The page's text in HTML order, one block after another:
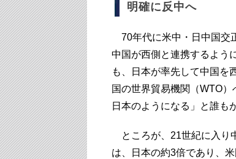
明確に反中へ
70年代に米中・日中国交
中国が西側と連携するよう
も、日本が率先して中国を
国の世界貿易機関（WTO
日本のようになる」と誰も
ところが、21世紀に入り
は、日本の約3倍であり、